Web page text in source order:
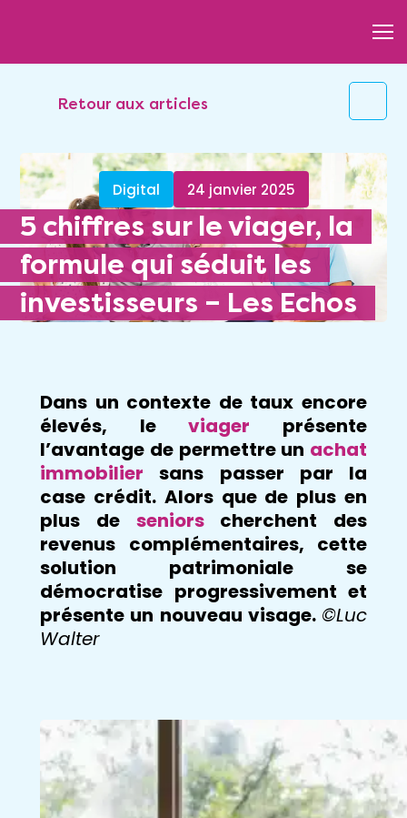
Retour aux articles
Digital 24 janvier 2025
5 chiffres sur le viager, la
formule qui séduit les
investisseurs – Les Echos
Dans un contexte de taux encore
élevés, leviager présente
l’avantage de permettre un achat
immobilier sans passer par la
case crédit. Alors que de plus en
plus de seniorscherchent des
revenus complémentaires, cette
solution patrimoniale se
démocratise progressivement et
présente un nouveau visage. ©Luc
Walter